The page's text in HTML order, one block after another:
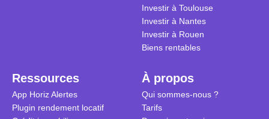
Investir à Toulouse
Investir à Nantes
Investir à Rouen
Biens rentables
Ressources
App Horiz Alertes
Plugin rendement locatif
À propos
Qui sommes-nous ?
Tarifs